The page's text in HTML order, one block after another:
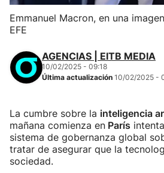
Emmanuel Macron, en una
EFE
AGENCIAS | EITB MEDIA
10/02/2025 - 09:18
Última actualización 10/02/2025 -
La cumbre sobre la inteligencia
mañana comienza en París
sistema de gobernanza global
tratar de asegurar que la
sociedad.